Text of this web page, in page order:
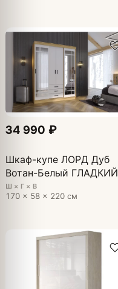
34 990 ₽
Шкаф-купе ЛОРД Дуб
Вотан-Белый ГЛАДКИЙ
Ш × Г × В
170 × 58 × 220 см